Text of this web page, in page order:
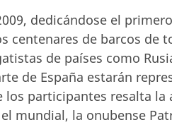
dedicándose el
centenares de barcos de
de países como
de España estarán
participantes resalta
mundial, la onubense